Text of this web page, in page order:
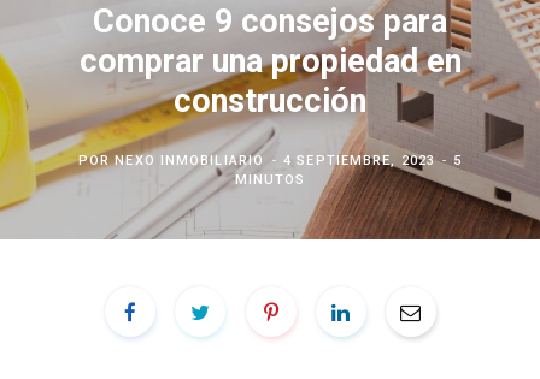
Conoce 9 consejos para
comprar una propiedad en
construcción
PORNEXO INMOBILIARIO 4 SEPTIEMBRE, 2023
5
MINUTOS